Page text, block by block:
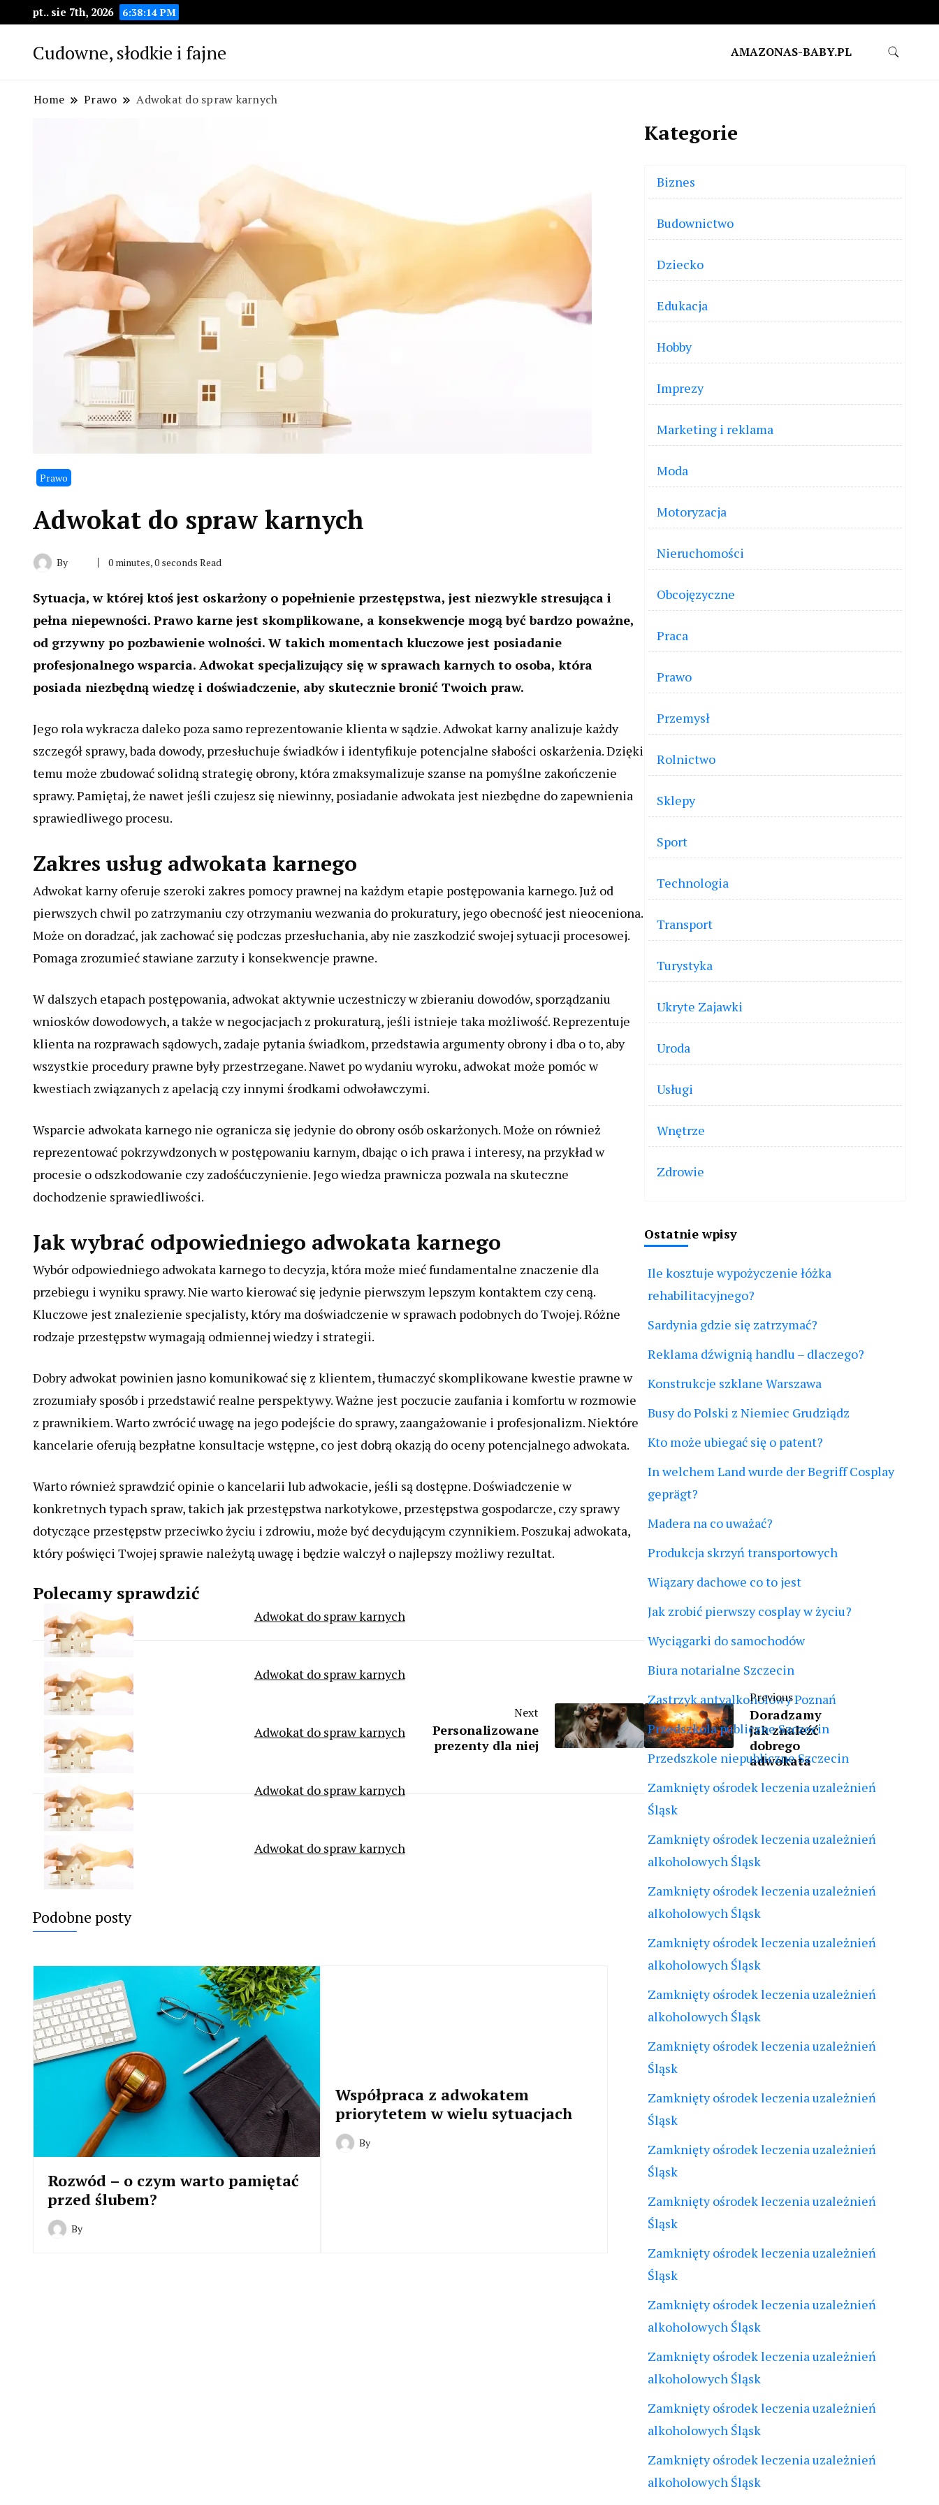
pt.. sie 7th, 2026 6:38:15 PM
Cudowne, słodkie i fajne AMAZONAS-BABY.PL
Home Prawo Adwokat do spraw karnych
Prawo
Adwokat do spraw karnych
By 0 minutes, 0 seconds Read
Sytuacja, w której ktoś jest oskarżony o popełnienie przestępstwa, jest niezwykle stresująca i
pełna niepewności. Prawo karne jest skomplikowane, a konsekwencje mogą być bardzo poważne,
od grzywny po pozbawienie wolności. W takich momentach kluczowe jest posiadanie
profesjonalnego wsparcia. Adwokat specjalizujący się w sprawach karnych to osoba, która
posiada niezbędną wiedzę i doświadczenie, aby skutecznie bronić Twoich praw.
Jego rola wykracza daleko poza samo reprezentowanie klienta w sądzie. Adwokat karny analizuje każdy
szczegół sprawy, bada dowody, przesłuchuje świadków i identyfikuje potencjalne słabości oskarżenia. Dzięki
temu może zbudować solidną strategię obrony, która zmaksymalizuje szanse na pomyślne zakończenie
sprawy. Pamiętaj, że nawet jeśli czujesz się niewinny, posiadanie adwokata jest niezbędne do zapewnienia
sprawiedliwego procesu.
Zakres usług adwokata karnego
Adwokat karny oferuje szeroki zakres pomocy prawnej na każdym etapie postępowania karnego. Już od
pierwszych chwil po zatrzymaniu czy otrzymaniu wezwania do prokuratury, jego obecność jest nieoceniona.
Może on doradzać, jak zachować się podczas przesłuchania, aby nie zaszkodzić swojej sytuacji procesowej.
Pomaga zrozumieć stawiane zarzuty i konsekwencje prawne.
W dalszych etapach postępowania, adwokat aktywnie uczestniczy w zbieraniu dowodów, sporządzaniu
wniosków dowodowych, a także w negocjacjach z prokuraturą, jeśli istnieje taka możliwość. Reprezentuje
klienta na rozprawach sądowych, zadaje pytania świadkom, przedstawia argumenty obrony i dba o to, aby
wszystkie procedury prawne były przestrzegane. Nawet po wydaniu wyroku, adwokat może pomóc w
kwestiach związanych z apelacją czy innymi środkami odwoławczymi.
Wsparcie adwokata karnego nie ogranicza się jedynie do obrony osób oskarżonych. Może on również
reprezentować pokrzywdzonych w postępowaniu karnym, dbając o ich prawa i interesy, na przykład w
procesie o odszkodowanie czy zadośćuczynienie. Jego wiedza prawnicza pozwala na skuteczne
dochodzenie sprawiedliwości.
Jak wybrać odpowiedniego adwokata karnego
Wybór odpowiedniego adwokata karnego to decyzja, która może mieć fundamentalne znaczenie dla
przebiegu i wyniku sprawy. Nie warto kierować się jedynie pierwszym lepszym kontaktem czy ceną.
Kluczowe jest znalezienie specjalisty, który ma doświadczenie w sprawach podobnych do Twojej. Różne
rodzaje przestępstw wymagają odmiennej wiedzy i strategii.
Dobry adwokat powinien jasno komunikować się z klientem, tłumaczyć skomplikowane kwestie prawne w
zrozumiały sposób i przedstawić realne perspektywy. Ważne jest poczucie zaufania i komfortu w rozmowie
z prawnikiem. Warto zwrócić uwagę na jego podejście do sprawy, zaangażowanie i profesjonalizm. Niektóre
kancelarie oferują bezpłatne konsultacje wstępne, co jest dobrą okazją do oceny potencjalnego adwokata.
Warto również sprawdzić opinie o kancelarii lub adwokacie, jeśli są dostępne. Doświadczenie w
konkretnych typach spraw, takich jak przestępstwa narkotykowe, przestępstwa gospodarcze, czy sprawy
dotyczące przestępstw przeciwko życiu i zdrowiu, może być decydującym czynnikiem. Poszukaj adwokata,
który poświęci Twojej sprawie należytą uwagę i będzie walczył o najlepszy możliwy rezultat.
Polecamy sprawdzić
Adwokat do spraw karnych
Adwokat do spraw karnych
Adwokat do spraw karnych
Adwokat do spraw karnych
Adwokat do spraw karnych
Previous
Doradzamy
jak znaleźć
dobrego
adwokata
Next
Personalizowane
prezenty dla niej
Podobne posty
Rozwód – o czym warto pamiętać
przed ślubem?
By
Współpraca z adwokatem
priorytetem w wielu sytuacjach
By
Kategorie
Biznes
Budownictwo
Dziecko
Edukacja
Hobby
Imprezy
Marketing i reklama
Moda
Motoryzacja
Nieruchomości
Obcojęzyczne
Praca
Prawo
Przemysł
Rolnictwo
Sklepy
Sport
Technologia
Transport
Turystyka
Ukryte Zajawki
Uroda
Usługi
Wnętrze
Zdrowie
Ostatnie wpisy
Ile kosztuje wypożyczenie łóżka
rehabilitacyjnego?
Sardynia gdzie się zatrzymać?
Reklama dźwignią handlu – dlaczego?
Konstrukcje szklane Warszawa
Busy do Polski z Niemiec Grudziądz
Kto może ubiegać się o patent?
In welchem Land wurde der Begriff Cosplay
geprägt?
Madera na co uważać?
Produkcja skrzyń transportowych
Wiązary dachowe co to jest
Jak zrobić pierwszy cosplay w życiu?
Wyciągarki do samochodów
Biura notarialne Szczecin
Zastrzyk antyalkoholowy Poznań
Przedszkola publiczne Szczecin
Przedszkole niepubliczne Szczecin
Zamknięty ośrodek leczenia uzależnień
Śląsk
Zamknięty ośrodek leczenia uzależnień
alkoholowych Śląsk
Zamknięty ośrodek leczenia uzależnień
alkoholowych Śląsk
Zamknięty ośrodek leczenia uzależnień
alkoholowych Śląsk
Zamknięty ośrodek leczenia uzależnień
alkoholowych Śląsk
Zamknięty ośrodek leczenia uzależnień
Śląsk
Zamknięty ośrodek leczenia uzależnień
Śląsk
Zamknięty ośrodek leczenia uzależnień
Śląsk
Zamknięty ośrodek leczenia uzależnień
Śląsk
Zamknięty ośrodek leczenia uzależnień
Śląsk
Zamknięty ośrodek leczenia uzależnień
alkoholowych Śląsk
Zamknięty ośrodek leczenia uzależnień
alkoholowych Śląsk
Zamknięty ośrodek leczenia uzależnień
alkoholowych Śląsk
Zamknięty ośrodek leczenia uzależnień
alkoholowych Śląsk